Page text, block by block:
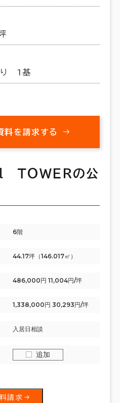
り 1基
料を請求する
ｌ ＴＯＷＥＲの公
6階
44.17坪（146.017㎡）
486,000円 11,004円/坪
1,338,000円 30,293円/坪
入居日相談
追加
請求